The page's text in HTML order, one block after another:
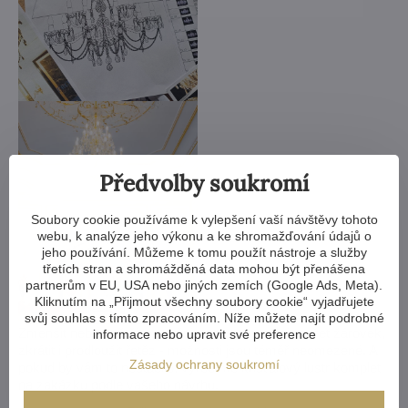
Zmenšit nebo zvětšit, vyměnit ramena, změnit počet žárovek,
pokud by vám to nestačilo, vyrobíme křišťálový lustr komplet
Předvolby soukromí
Soubory cookie používáme k vylepšení vaší návštěvy tohoto
webu, k analýze jeho výkonu a ke shromažďování údajů o
jeho používání. Můžeme k tomu použít nástroje a služby
třetích stran a shromážděná data mohou být přenášena
partnerům v EU, USA nebo jiných zemích (Google Ads, Meta).
Kliknutím na „Přijmout všechny soubory cookie“ vyjadřujete
svůj souhlas s tímto zpracováním. Níže můžete najít podrobné
informace nebo upravit své preference
Zásady ochrany soukromí